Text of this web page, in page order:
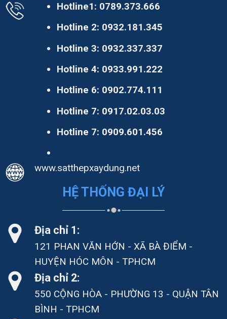
Hotline1: 0789.373.666
Hotline 2: 0932.181.345
Hotline 3: 0932.337.337
Hotline 4: 0933.991.222
Hotline 6: 0902.774.111
Hotline 7: 0917.02.03.03
Hotline 7: 0909.601.456
www.satthepxaydung.net
HỆ THỐNG ĐẠI LÝ
Địa chỉ 1:
121 PHAN VĂN HỚN - XÃ BÀ ĐIỂM -
HUYỆN HÓC MÔN - TPHCM
Địa chỉ 2:
550 CỘNG HÒA - PHƯỜNG 13 - QUẬN TÂN
BÌNH - TPHCM